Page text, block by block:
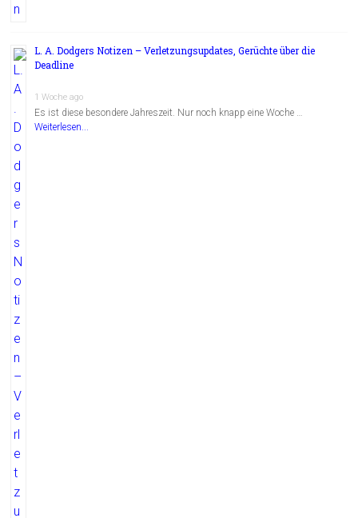
L. A. Dodgers Notizen – Verletzungsupdates, Gerüchte über die
Deadline
1 Woche ago
Es ist diese besondere Jahreszeit. Nur noch knapp eine Woche …
Weiterlesen...